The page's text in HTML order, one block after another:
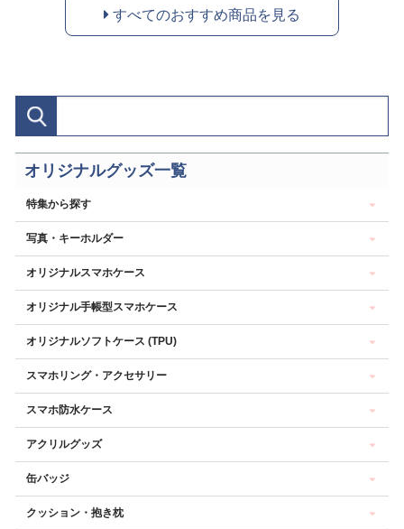
すべてのおすすめ商品を見る
オリジナルグッズ一覧
特集から探す
写真・キーホルダー
オリジナルスマホケース
オリジナル手帳型スマホケース
オリジナルソフトケース (TPU)
スマホリング・アクセサリー
スマホ防水ケース
アクリルグッズ
缶バッジ
クッション・抱き枕